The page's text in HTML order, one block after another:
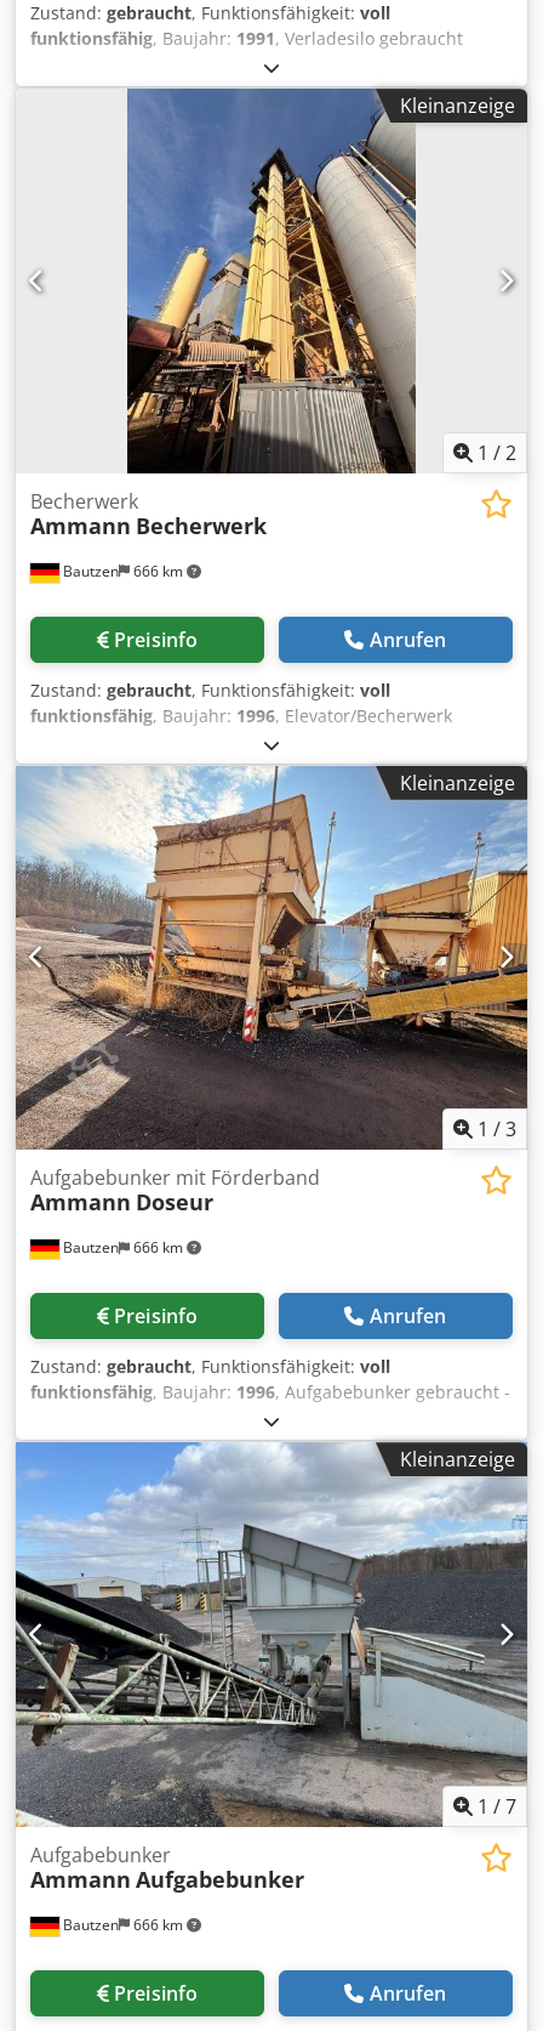
Zustand: gebraucht, Funktionsfähigkeit: voll
funktionsfähig, Baujahr: 1991, Verladesilo gebraucht
Hersteller Ulrich Gesamtvolumen 200 t -Kübelbahn -
Aufzugswinde Codpfxjzq S Ewe Acdjha -elektrische Anlage
Kleinanzeige
1 /2
Bautzen 666 km
Becherwerk
Ammann Becherwerk
Preisinfo Anrufen
Zustand: gebraucht, Funktionsfähigkeit: voll
funktionsfähig, Baujahr: 1996, Elevator/Becherwerk
Einsatz als RC Material Förderanlage H 26 m Chodpfxezq S
Dao Acdja
Kleinanzeige
1 /3
Bautzen 666 km
Aufgabebunker mit Förderband
Ammann Doseur
Preisinfo Anrufen
Zustand: gebraucht, Funktionsfähigkeit: voll
funktionsfähig, Baujahr: 1996, Aufgabebunker gebraucht -
Abzugsband Cjdpfx Aozq S Avscdsha -Förderband
Kleinanzeige
1 /7
Bautzen 666 km
Aufgabebunker
Ammann Aufgabebunker
Preisinfo Anrufen